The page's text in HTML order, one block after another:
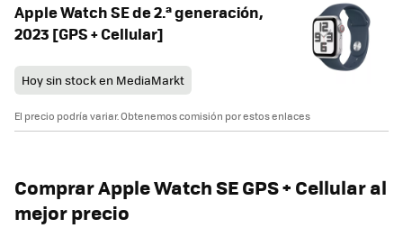
Apple Watch SE de 2.ª generación,
2023 [GPS + Cellular]
Hoy sin stock en MediaMarkt
El precio podría variar. Obtenemos comisión por estos enlaces
Comprar Apple Watch SE GPS + Cellular al
mejor precio